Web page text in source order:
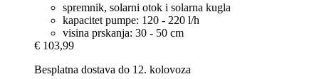
spremnik, solarni otok i solarna kugla
kapacitet pumpe: 120 - 220 l/h
visina prskanja: 30 - 50 cm
€ 103,99
Besplatna dostava do 12. kolovoza